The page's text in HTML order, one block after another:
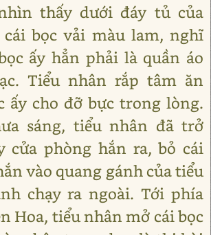
thấy dưới đáy tủ của
bọc vải màu lam, nghĩ
ấy hẳn phải là quần áo
Tiểu nhân rắp tâm ăn
ấy cho đỡ bực trong lòng.
sáng, tiểu nhân đã trở
cửa phòng hắn ra, bỏ cái
vào quang gánh của tiểu
chạy ra ngoài. Tới phía
Hoa, tiểu nhân mở cái bọc